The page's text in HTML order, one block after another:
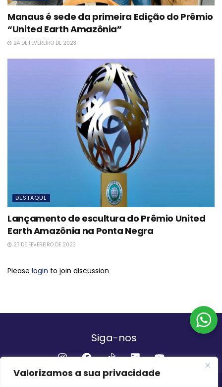
Valorizamos a sua privacidade
Manaus é sede da primeira Edição do Prêmio
“United Earth Amazônia”
24 DE FEVEREIRO DE 2023
DESTAQUE
Lançamento de escultura do Prêmio United
Earth Amazônia na Ponta Negra
27 DE FEVEREIRO DE 2023
Please login to join discussion
Siga-nos
Institucional